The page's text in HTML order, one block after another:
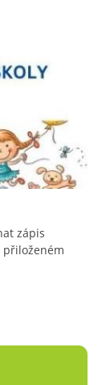
zápis
přiloženém